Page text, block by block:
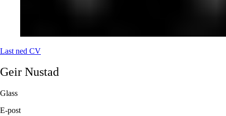
Last ned CV
Geir Nustad
Glass
E-post